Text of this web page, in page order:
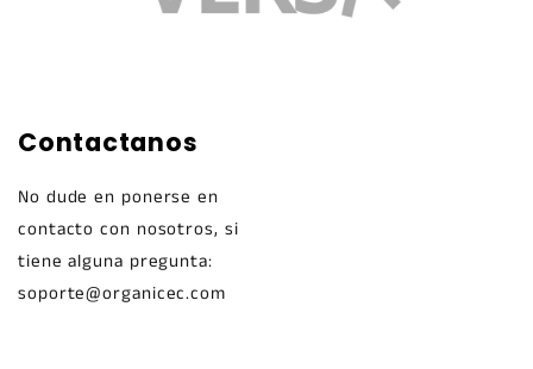
Contactanos
No dude en ponerse en
contacto con nosotros, si
tiene alguna pregunta:
soporte@organicec.com